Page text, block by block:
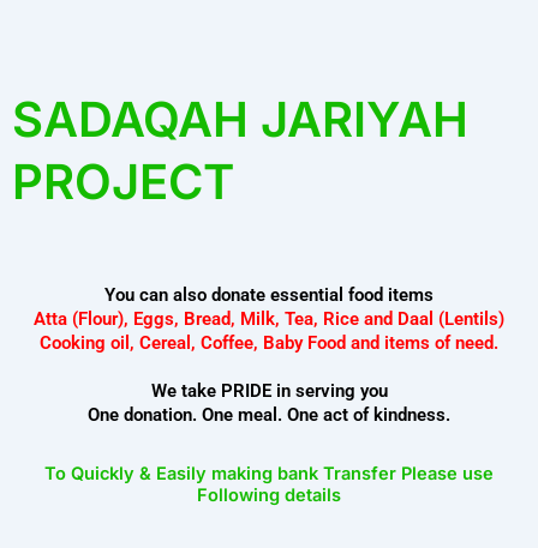
SADAQAH JARIYAH
PROJECT
You can also donate essential food items
Atta (Flour), Eggs, Bread, Milk, Tea, Rice and Daal (Lentils)
Cooking oil, Cereal, Coffee, Baby Food and items of need.
We take PRIDE in serving you
One donation. One meal. One act of kindness.
To Quickly & Easily making bank Transfer Please use
Following details